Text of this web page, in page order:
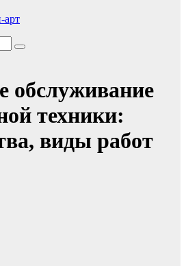
арт
обслуживание
техники:
виды работ